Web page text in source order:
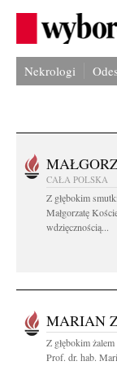
Nekrologi
CAŁA POLSKA
Z głębokim
Małgorzatę
wdzięcznością...
MARIAN
Z głębokim
Prof. dr. hab.